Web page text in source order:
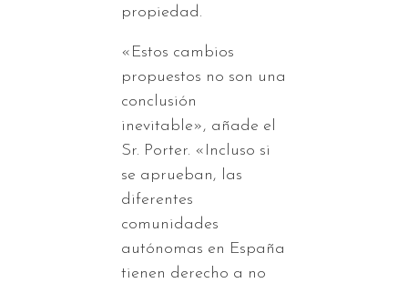
propiedad.
«Estos cambios
propuestos no son una
conclusión
inevitable», añade el
Sr. Porter. «Incluso si
se aprueban, las
diferentes
comunidades
autónomas en España
tienen derecho a no